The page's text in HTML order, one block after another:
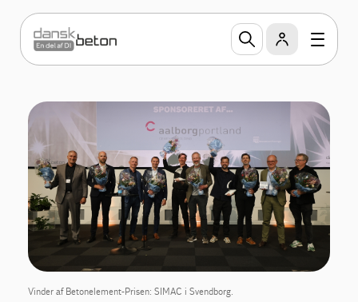
Vinder af Betonelement-Prisen: SIMAC i Svendborg.